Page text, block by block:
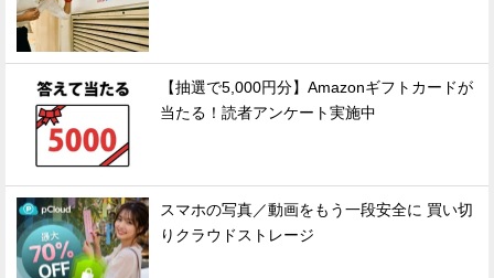
【抽選で5,000円分】Amazonギフトカードが
当たる！読者アンケート実施中
スマホの写真／動画をもう一段安全に 買い切
りクラウドストレージ